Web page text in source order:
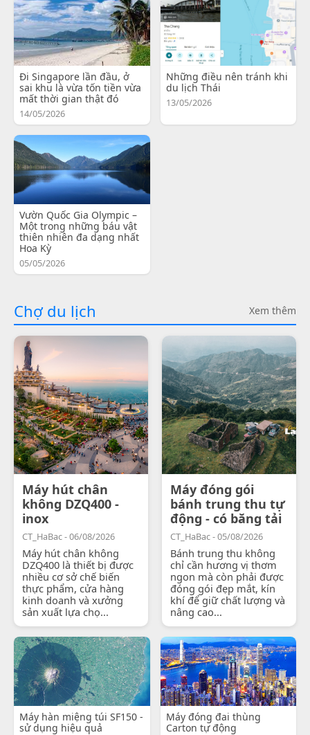
Đi Singapore lần đầu, ở
sai khu là vừa tốn tiền vừa
mất thời gian thật đó
14/05/2026
Những điều nên tránh khi
du lịch Thái
13/05/2026
Vườn Quốc Gia Olympic –
Một trong những báu vật
thiên nhiên đa dạng nhất
Hoa Kỳ
05/05/2026
Chợ du lịch Xem thêm
Máy hút chân
không DZQ400 -
inox
CT_HaBac - 06/08/2026
Máy hút chân không
DZQ400 là thiết bị được
nhiều cơ sở chế biến
thực phẩm, cửa hàng
kinh doanh và xưởng
sản xuất lựa chọ...
Máy đóng gói
bánh trung thu tự
động - có băng tải
CT_HaBac - 05/08/2026
Bánh trung thu không
chỉ cần hương vị thơm
ngon mà còn phải được
đóng gói đẹp mắt, kín
khí để giữ chất lượng và
nâng cao...
Máy hàn miệng túi SF150 -
sử dụng hiệu quả
Máy đóng đai thùng
Carton tự động